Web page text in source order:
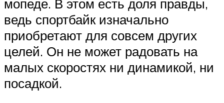
мопеде. В этом есть доля правды,
ведь спортбайк изначально
приобретают для совсем других
целей. Он не может радовать на
малых скоростях ни динамикой, ни
посадкой.